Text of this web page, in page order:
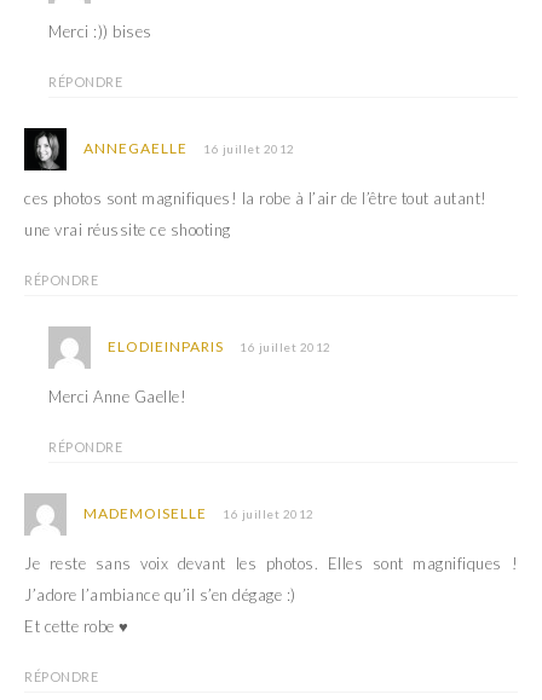
Merci :)) bises
RÉPONDRE
ANNEGAELLE 16 juillet 2012
ces photos sont magnifiques! la robe à l’air de l’être tout autant!
une vrai réussite ce shooting
RÉPONDRE
ELODIEINPARIS 16 juillet 2012
Merci Anne Gaelle!
RÉPONDRE
MADEMOISELLE 16 juillet 2012
Je reste sans voix devant les photos. Elles sont magnifiques !
J’adore l’ambiance qu’il s’en dégage :)
Et cette robe ♥
RÉPONDRE